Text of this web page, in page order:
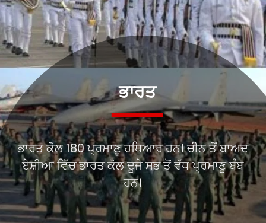
ਭਾਰਤ ਕੋਲ 180 ਪ੍ਰਮਾਣੂ ਹਥਿਆਰ ਹਨ। ਚੀਨ ਤੋਂ ਬਾਅਦ
ਏਸ਼ੀਆ ਵਿੱਚ ਭਾਰਤ ਕੋਲ ਦੂਜੇ ਸਭ ਤੋਂ ਵੱਧ ਪ੍ਰਮਾਣੂ ਬੰਬ
ਹਨ।
ਭਾਰਤ